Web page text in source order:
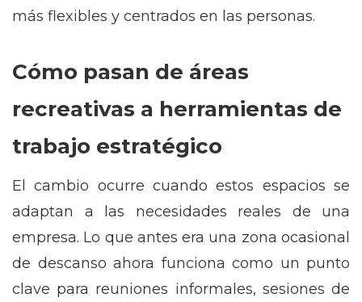
más flexibles y centrados en las personas.
Cómo pasan de áreas
recreativas a herramientas de
trabajo estratégico
El cambio ocurre cuando estos espacios se
adaptan a las necesidades reales de una
empresa. Lo que antes era una zona ocasional
de descanso ahora funciona como un punto
clave para reuniones informales, sesiones de